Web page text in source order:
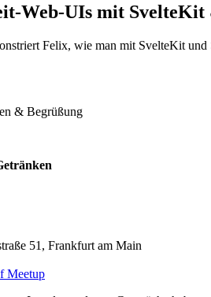
Web-UIs mit SvelteKit
Felix, wie man mit SvelteKit
& Begrüßung
51, Frankfurt am Main
Meetup